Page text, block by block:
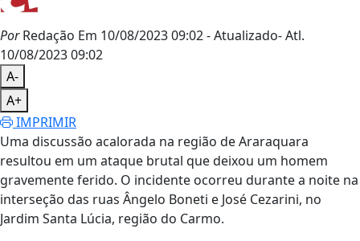
PorRedação Em 10/08/2023 09:02- Atualizado- Atl.
10/08/2023 09:02
A-
A+
IMPRIMIR
Uma discussão acalorada na região de Araraquara
resultou em um ataque brutal que deixou um homem
gravemente ferido. O incidente ocorreu durante a noite na
interseção das ruas Ângelo Boneti e José Cezarini, no
Jardim Santa Lúcia, região do Carmo.